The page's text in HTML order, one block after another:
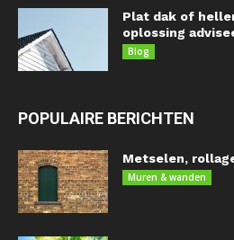
Plat dak of
oplossing
Blog
POPULAIRE BERICHTEN
Metselen,
Muren & wanden